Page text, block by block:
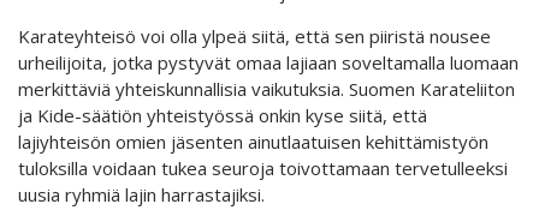
Karateyhteisö voi olla ylpeä siitä, että sen piiristä nousee
urheilijoita, jotka pystyvät omaa lajiaan soveltamalla luomaan
merkittäviä yhteiskunnallisia vaikutuksia. Suomen Karateliiton
ja Kide-säätiön yhteistyössä onkin kyse siitä, että
lajiyhteisön omien jäsenten ainutlaatuisen kehittämistyön
tuloksilla voidaan tukea seuroja toivottamaan tervetulleeksi
uusia ryhmiä lajin harrastajiksi.